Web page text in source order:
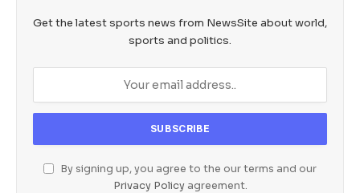
Get the latest sports news from NewsSite about world,
sports and politics.
By signing up, you agree to the our terms and our
Privacy Policyagreement.